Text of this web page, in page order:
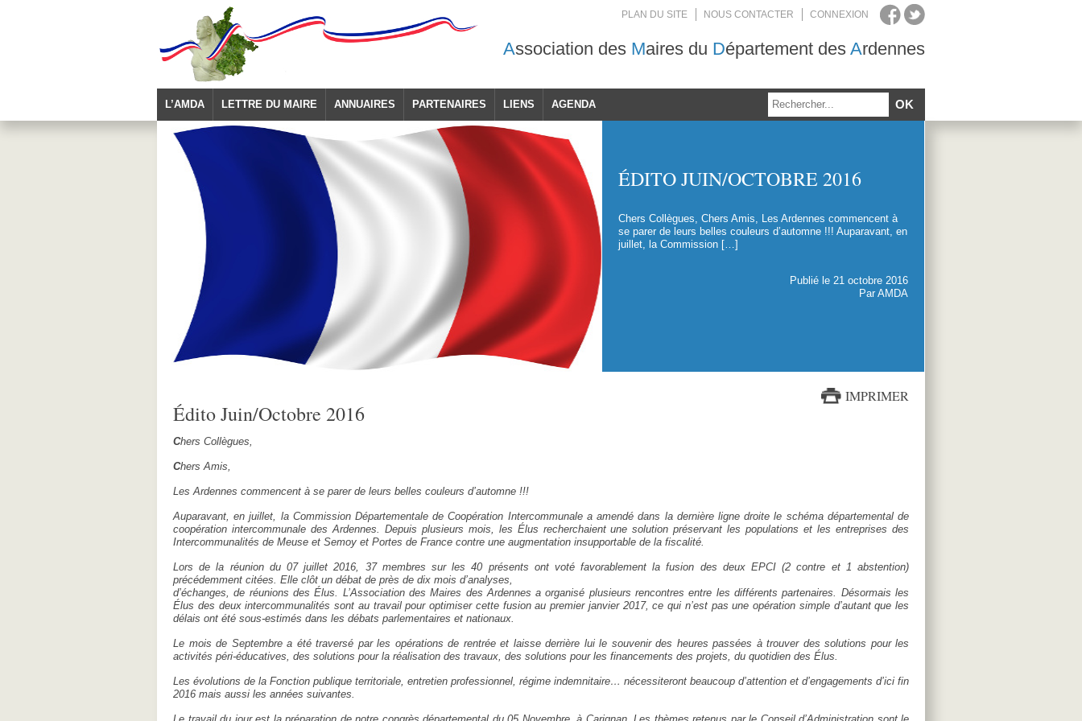
PLAN DU SITE NOUS CONTACTER CONNEXION
Association des Maires du Département des Ardennes
L’AMDA LETTRE DU MAIRE ANNUAIRES PARTENAIRES LIENS AGENDA
ÉDITO JUIN/OCTOBRE 2016
Chers Collègues, Chers Amis, Les Ardennes commencent à
se parer de leurs belles couleurs d’automne !!! Auparavant, en
juillet, la Commission […]
Publié le 21 octobre 2016
Par AMDA
IMPRIMER
Édito Juin/Octobre 2016
Chers Collègues,
Chers Amis,
Les Ardennes commencent à se parer de leurs belles couleurs d’automne !!!
Auparavant, en juillet, la Commission Départementale de Coopération Intercommunale a amendé dans la dernière ligne droite le schéma départemental de
coopération intercommunale des Ardennes. Depuis plusieurs mois, les Élus recherchaient une solution préservant les populations et les entreprises des
Intercommunalités de Meuse et Semoy et Portes de France contre une augmentation insupportable de la fiscalité.
Lors de la réunion du 07 juillet 2016, 37 membres sur les 40 présents ont voté favorablement la fusion des deux EPCI (2 contre et 1 abstention)
précédemment citées. Elle clôt un débat de près de dix mois d’analyses,
d’échanges, de réunions des Élus. L’Association des Maires des Ardennes a organisé plusieurs rencontres entre les différents partenaires. Désormais les
Élus des deux intercommunalités sont au travail pour optimiser cette fusion au premier janvier 2017, ce qui n’est pas une opération simple d’autant que les
délais ont été sous-estimés dans les débats parlementaires et nationaux.
Le mois de Septembre a été traversé par les opérations de rentrée et laisse derrière lui le souvenir des heures passées à trouver des solutions pour les
activités péri-éducatives, des solutions pour la réalisation des travaux, des solutions pour les financements des projets, du quotidien des Élus.
Les évolutions de la Fonction publique territoriale, entretien professionnel, régime indemnitaire… nécessiteront beaucoup d’attention et d’engagements d’ici fin
2016 mais aussi les années suivantes.